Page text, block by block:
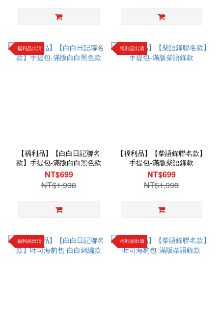
福利品出清
【福利品】【白白日記聯名
款】手提包-滿版白白黑色款
NT$699
NT$1,998
福利品出清
【福利品】【柴語錄聯名款】
手提包-滿版柴語錄款
NT$699
NT$1,998
福利品出清 福利品出清